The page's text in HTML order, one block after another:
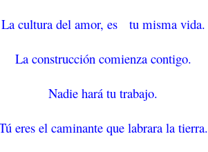
La cultura del amor, es tu misma vida.
La construcción comienza contigo.
Nadie hará tu trabajo.
eres el caminante que labrara la tierra.